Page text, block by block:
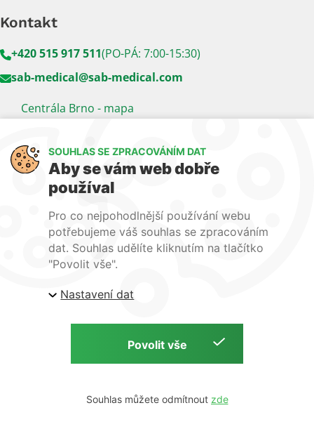
Kontakt
+420 515 917 511(PO-PÁ: 7:00-15:30)
sab-medical@sab-medical.com
Centrála Brno - mapa
Sledujte nás
LinkedIn Facebook
Naše další weby:
www.lecba-rakoviny.com
www.lecba-bolesti.com
Copyright © S. A. B. Medical, 2026 | Zdravotnická technika a potřeby
SOUHLAS SE ZPRACOVÁNÍM DAT
Aby se vám web dobře
používal
Pro co nejpohodlnější používání webu
potřebujeme váš souhlas se zpracováním
dat. Souhlas udělíte kliknutím na tlačítko
"Povolit vše".
Nastavení dat
Souhlas můžete odmítnout